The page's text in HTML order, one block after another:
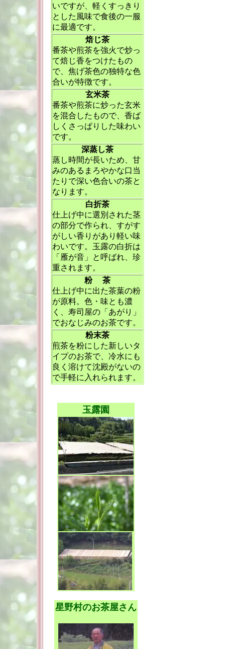
いですが、軽くすっきり
とした風味で食後の一服
に最適です。
焙じ茶
番茶や煎茶を強火で炒っ
て焙じ香をつけたもの
で、焦げ茶色の独特な色
合いが特徴です。
玄米茶
番茶や煎茶に炒った玄米
を混合したもので、香ば
しくさっぱりした味わい
です。
深蒸し茶
蒸し時間が長いため、甘
みのあるまろやかな口当
たりで深い色合いの茶と
なります。
白折茶
仕上げ中に選別された茎
の部分で作られ、すがす
がしい香りがあり軽い味
わいです。玉露の白折は
「雁が音」と呼ばれ、珍
重されます。
粉 茶
仕上げ中に出た茶葉の粉
が原料。色・味とも濃
く、寿司屋の「あがり」
でおなじみのお茶です。
粉末茶
煎茶を粉にした新しいタ
イプのお茶で、冷水にも
良く溶けて沈殿がないの
で手軽に入れられます。
玉露園
星野村のお茶屋さん